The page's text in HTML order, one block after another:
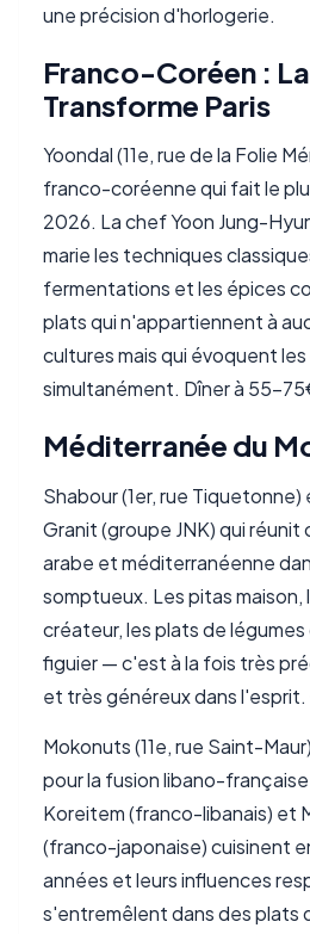
une précision d'horlogerie.
Franco-Coréen :
Transforme Paris
Yoondal (11e, rue de la Folie
franco-coréenne qui fait le
2026. La chef Yoon Jung-
marie les techniques
fermentations et les épices
plats qui n'appartiennent à
cultures mais qui évoquent
simultanément. Dîner à 55-
Méditerranée du
Shabour (1er, rue
Granit (groupe JNK) qui réunit
arabe et méditerranéenne
somptueux. Les pitas maison,
créateur, les plats de légumes
figuier — c'est à la fois très
et très généreux dans
Mokonuts (11e, rue Saint-
pour la fusion libano-
Koreitem (franco-libanais) et
(franco-japonaise) cuisinent
années et leurs influences
s'entremêlent dans des plats